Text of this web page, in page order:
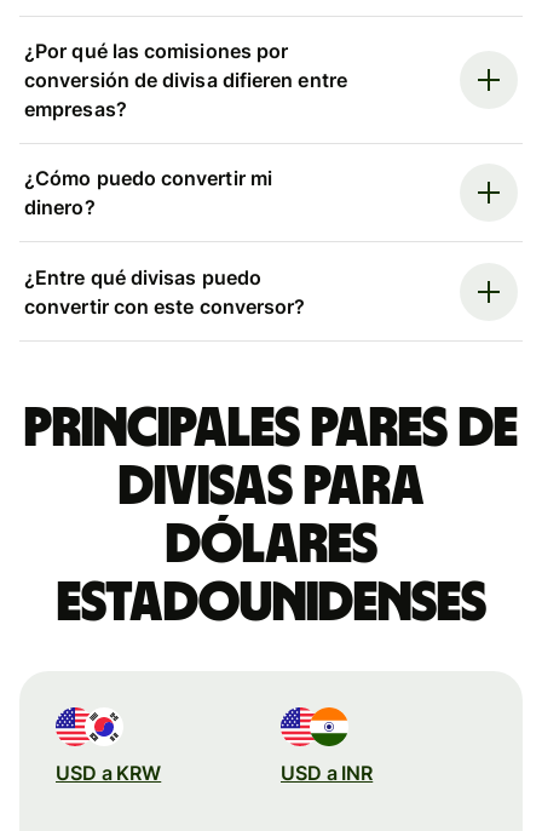
¿Por qué las comisiones por
conversión de divisa difieren entre
empresas?
¿Cómo puedo convertir mi
dinero?
¿Entre qué divisas puedo
convertir con este conversor?
Principales pares de
divisas para
dólares
estadounidenses
USD a KRW USD a INR